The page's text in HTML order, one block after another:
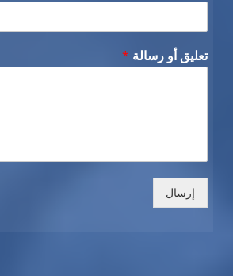
تعليق أو رسالة *
إرسال